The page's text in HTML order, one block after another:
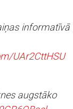
informatīvā
UAr2CttHSU
augstāko